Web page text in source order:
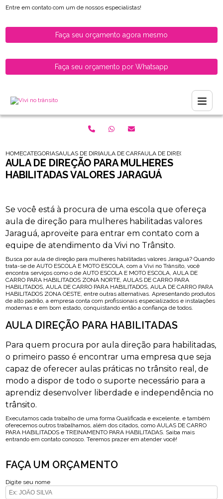
Entre em contato com um de nossos especialistas!
Faça seu orçamento agora mesmo
Faça seu orçamento por Whatsapp
HOMECATEGORIASAULAS DE DIRECAO PARA HABILITADOS
AULA DE CARRO PARA MOTORISTAS
AULA DE DIRECAO PARA
AULA DE DIREÇÃO PARA MULHERES
HABILITADAS VALORES JARAGUÁ
Se você está à procura de uma escola que ofereça
aula de direção para mulheres habilitadas valores
Jaraguá, aproveite para entrar em contato com a
equipe de atendimento da Vivi no Trânsito.
Busca por aula de direção para mulheres habilitadas valores Jaraguá? Quando
trata-se de AUTO ESCOLA E MOTO ESCOLA, com a Vivi no Trânsito, você
encontra serviços como o de AUTO ESCOLA E MOTO ESCOLA, AULA DE
CARRO PARA HABILITADOS ZONA NORTE, AULAS DE CARRO PARA
HABILITADOS, AULA DE CARRO PARA HABILITADOS, AULA DE CARRO PARA
HABILITADOS ZONA OESTE, entre outras alternativas. Apresentando produtos
de alto padrão, a empresa conta com profissionais especializados e instalações
modernas e em bom estado, conquistando então a confiança de todos.
AULA DIREÇÃO PARA HABILITADAS
Para quem procura por aula direção para habilitadas,
o primeiro passo é encontrar uma empresa que seja
capaz de oferecer aulas práticas no trânsito real, de
modo a dispor de todo o suporte necessário para a
aprendiz desenvolver liberdade e independência no
trânsito.
Executamos cada trabalho de uma forma Qualificada e excelente, e também
oferecemos outros trabalhamos, além dos citados, como AULAS DE CARRO
PARA HABILITADOS e TREINAMENTO PARA HABILITADAS. Saiba mais
entrando em contato conosco. Teremos prazer em atender você!
FAÇA UM ORÇAMENTO
Digite seu nome